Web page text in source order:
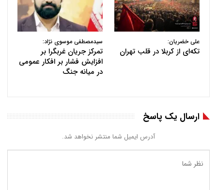
علی خضریان:
تکه‌ای از کربلا در قلب تهران
سیدمصطفی موسوی نژاد:
تمرکز جریان غربگرا بر
افزایش فشار بر افکار عمومی
در میانه جنگ
ارسال یک پاسخ
آدرس ایمیل شما منتشر نخواهد شد.